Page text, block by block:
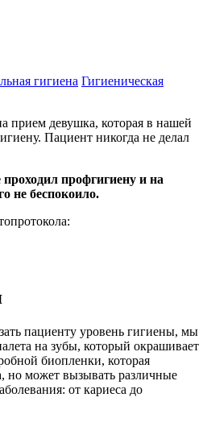
гигиена Гигиеническая
прием девушка, которая в нашей
Пациент никогда не делал
профгигиену и на
не беспокоило.
пациенту уровень гигиены, мы
на зубы, который окрашивает
биопленки, которая
но может вызывать различные
от кариеса до